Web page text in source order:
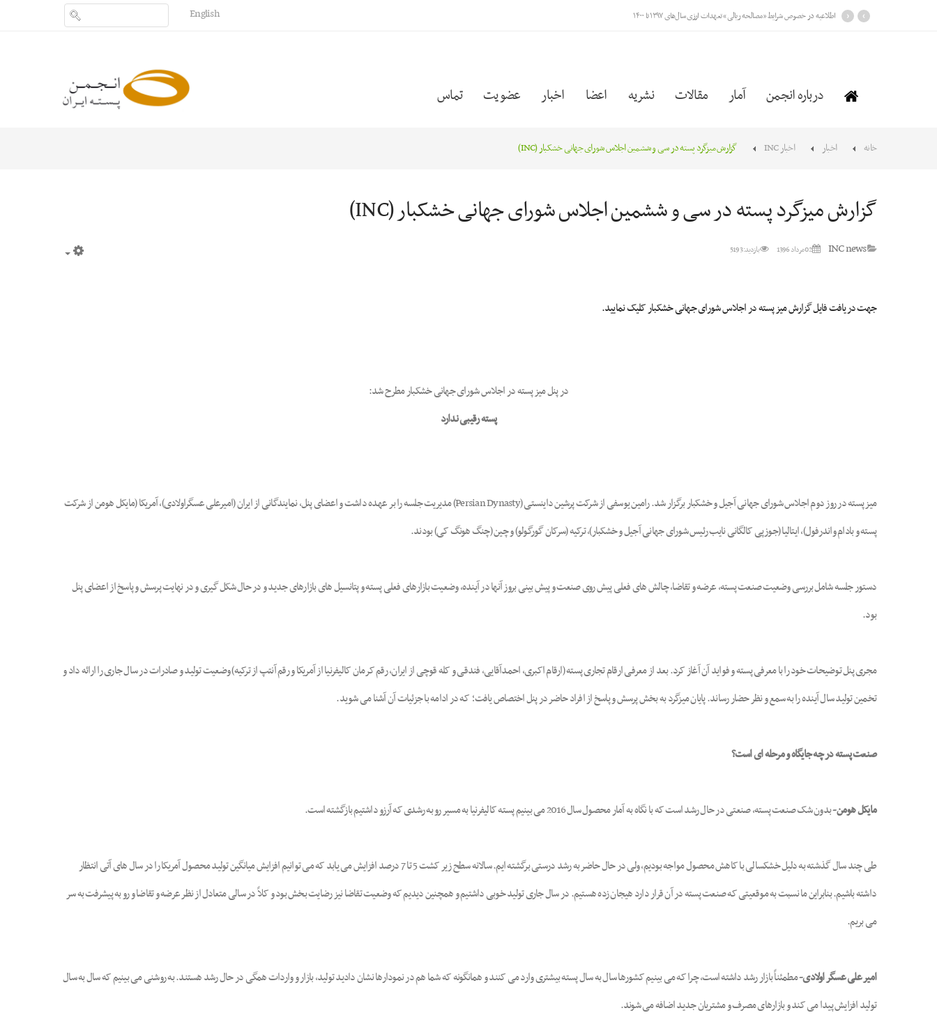
اطلاعیه در خصوص شرایط «مصالحه ریالی» تعهدات ارزی سال‌های ۱۳۹۷ تا ۱۴۰۰ ›
‹
English
درباره انجمن آمار مقالات نشریه اعضا اخبار عضویت تماس
خانه اخبار اخبار INC گزارش میزگرد پسته در سی و ششمین اجلاس شورای جهانی خشکبار (INC)
گزارش میزگرد پسته در سی و ششمین اجلاس شورای جهانی خشکبار (INC)
INC news 02 مرداد 1396 بازدید: 5193
جهت دریافت فایل گزارش میز پسته در اجلاس شورای جهانی خشکبار کلیک نمایید.
در پنل میز پسته در اجلاس شورای جهانی خشکبار مطرح شد:
پسته رقیبی ندارد
میز پسته در روز دوم اجلاس شورای جهانی آجیل و خشکبار برگزار شد. رامین یوسفی از شرکت پرشین داینستی (Persian Dynasty) مدیریت جلسه را برعهده داشت و اعضای پنل، نمایندگانی از ایران (امیرعلی عسگراولادی)، آمریکا (مایکل هومن از شرکت
پسته و بادام واندرفول)، ایتالیا (جوزپی کالگانی نایب رئیس شورای جهانی آجیل و خشکبار)، ترکیه (سرکان گورگولو) و چین (چنگ هونگ کی) بودند.
دستور جلسه شامل بررسی وضعیت صنعت پسته، عرضه و تقاضا، چالش های فعلی پیش روی صنعت و پیش بینی بروز آنها در آینده، وضعیت بازارهای فعلی پسته و پتانسیل های بازارهای جدید و در حال شکل گیری و در نهایت پرسش و پاسخ از اعضای پنل
بود.
مجری پنل توضیحات خود را با معرفی پسته و فواید آن آغاز کرد. بعد از معرفی ارقام تجاری پسته (ارقام اکبری، احمدآقایی، فندقی و کله قوچی از ایران، رقم کرمان کالیفرنیا از آمریکا و رقم آنتپ از ترکیه) وضعیت تولید و صادرات در سال جاری را ارائه داد و
تخمین تولید سال آینده را به سمع و نظر حضار رساند. پایان میزگرد به بخش پرسش و پاسخ از افراد حاضر در پنل اختصاص یافت;که در ادامه با جزئیات آن آشنا می شوید.
صنعت پسته در چه جایگاه و مرحله ای است؟
مایکل هومن-بدون شک صنعت پسته، صنعتی در حال رشد است که با نگاه به آمار محصول سال 2016 می بینیم پسته کالیفرنیا به مسیر رو به رشدی که آرزو داشتیم بازگشته است.
طی چند سال گذشته به دلیل خشکسالی با کاهش محصول مواجه بودیم، ولی در حال حاضر به رشد درستی برگشته ایم. سالانه سطح زیر کشت 5 تا 7 درصد افزایش می یابد که می توانیم افزایش میانگین تولید محصول آمریکا را در سال های آتی انتظار
داشته باشیم. بنابراین ما نسبت به موقعیتی که صنعت پسته در آن قرار دارد هیجان زده هستیم. در سال جاری تولید خوبی داشتیم و همچنین دیدیم که وضعیت تقاضا نیز رضایت بخش بود و کلاً در سالی متعادل از نظر عرضه و تقاضا و رو به پیشرفت به سر
می بریم.
امیر علی عسگر اولادی-مطمئناً بازار رشد داشته است، چرا که می بینیم کشورها سال به سال پسته بیشتری وارد می کنند و همانگونه که شما هم در نمودارها نشان دادید تولید، بازار و واردات همگی در حال رشد هستند. به روشنی می بینیم که سال به سال
تولید افزایش پیدا می کند و بازارهای مصرف و مشتریان جدید اضافه می شوند.